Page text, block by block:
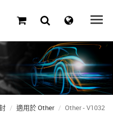
適用於 Other Other - V1032